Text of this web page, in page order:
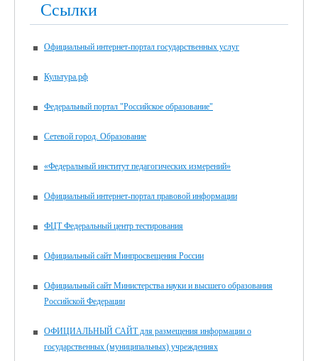
Ссылки
Официальный интернет-портал государственных услуг
Культура.рф
Федеральный портал "Российское образование"
Сетевой город. Образование
«Федеральный институт педагогических измерений»
Официальный интернет-портал правовой информации
ФЦТ Федеральный центр тестирования
Официальный сайт Минпросвещения России
Официальный сайт Министерства науки и высшего образования
Российской Федерации
ОФИЦИАЛЬНЫЙ САЙТ для размещения информации о
государственных (муниципальных) учреждениях